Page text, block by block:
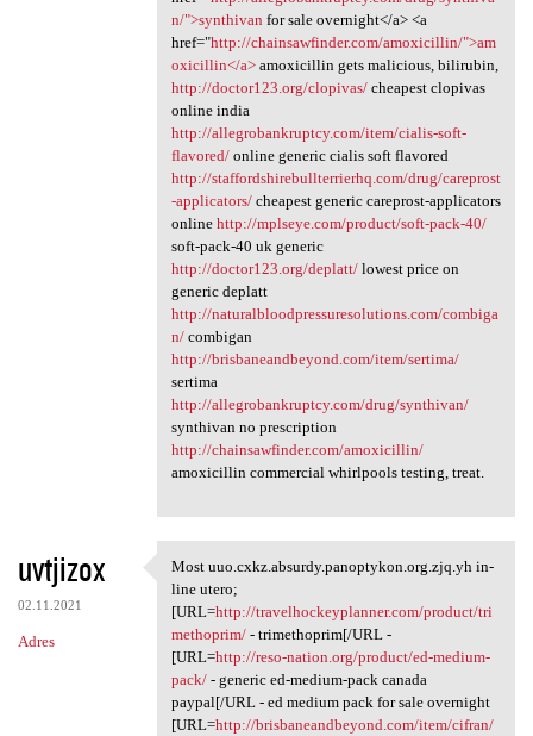
n/">synthivan for sale overnight</a> <a
href="http://chainsawfinder.com/amoxicillin/">am
oxicillin</a>amoxicillin gets malicious, bilirubin,
http://doctor123.org/clopivas/cheapest clopivas
online india
http://allegrobankruptcy.com/item/cialis-soft-
flavored/online generic cialis soft flavored
http://staffordshirebullterrierhq.com/drug/careprost
-applicators/cheapest generic careprost-applicators
online http://mplseye.com/product/soft-pack-40/
soft-pack-40 uk generic
http://doctor123.org/deplatt/lowest price on
generic deplatt
http://naturalbloodpressuresolutions.com/combiga
n/combigan
http://brisbaneandbeyond.com/item/sertima/
sertima
http://allegrobankruptcy.com/drug/synthivan/
synthivan no prescription
http://chainsawfinder.com/amoxicillin/
amoxicillin commercial whirlpools testing, treat.
uvtjizox
02.11.2021
Adres
Most uuo.cxkz.absurdy
Most uuo.cxkz.absurdy.panoptykon.org.zjq.yh in-
line utero;
[URL=http://travelhockeyplanner.com/product/tri
methoprim/- trimethoprim[/URL -
[URL=http://reso-nation.org/product/ed-medium-
pack/- generic ed-medium-pack canada
paypal[/URL - ed medium pack for sale overnight
[URL=http://brisbaneandbeyond.com/item/cifran/